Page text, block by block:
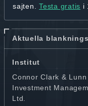
sajten. Testa gratis i
Aktuella
Institut
Connor Clark & Lunn
Investment
Ltd.